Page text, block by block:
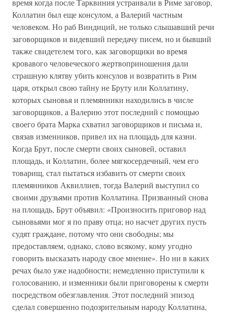
время когда после Тарквиния устраивали в Риме заговор,
Коллатин был еще консулом, а Валерий частным
человеком. Но раб Виндиций, не только слышавший речи
заговорщиков и видевший передачу писем, но и бывший
также свидетелем того, как заговорщики во время
кровавого человеческого жертвоприношения дали
страшную клятву убить консулов и возвратить в Рим
царя, открыл свою тайну не Бруту или Коллатину,
которых сыновья и племянники находились в числе
заговорщиков, а Валерию этот последний с помощью
своего брата Марка схватил заговорщиков и письма и,
связав изменников, привел их на площадь для казни.
Когда Брут, после смерти своих сыновей, оставил
площадь, и Коллатин, более мягкосердечный, чем его
товарищ, стал пытаться избавить от смерти своих
племянников Аквиллиев, тогда Валерий выступил со
своими друзьями против Коллатина. Призванный снова
на площадь, Брут объявил: «Произносить приговор над
сыновьями мог я по праву отца; но насчет других пусть
судят граждане, потому что они свободны; мы
предоставляем, однако, слово всякому, кому угодно
говорить высказать народу свое мнение». Но ни в каких
речах было уже надобности; немедленно приступили к
голосованию, и изменники были приговорены к смерти
посредством обезглавления. Этот последний эпизод
сделал совершенно подозрительным народу Коллатина,